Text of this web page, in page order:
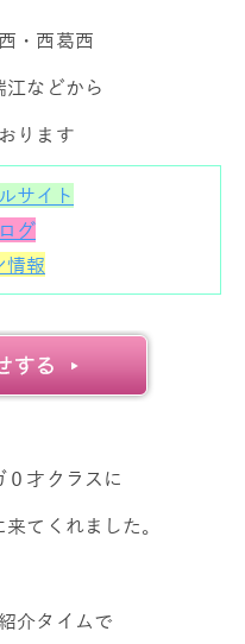
・西葛西
江などから
ります
サイト
グ
情報
才クラスに
てくれました。
介タイムで